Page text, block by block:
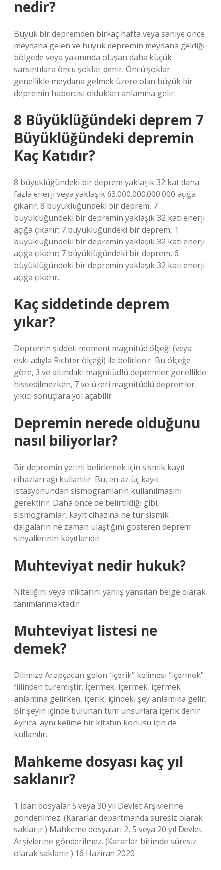
nedir?
Büyük bir depremden birkaç hafta veya saniye önce
meydana gelen ve büyük depremin meydana geldiği
bölgede veya yakınında oluşan daha küçük
sarsıntılara öncü şoklar denir. Öncü şoklar
genellikle meydana gelmek üzere olan büyük bir
depremin habercisi oldukları anlamına gelir.
8 Büyüklüğündeki deprem 7
Büyüklüğündeki depremin
Kaç Katıdır?
8 büyüklüğündeki bir deprem yaklaşık 32 kat daha
fazla enerji veya yaklaşık 63.000.000.000.000 açığa
çıkarır. 8 büyüklüğündeki bir deprem, 7
büyüklüğündeki bir depremin yaklaşık 32 katı enerji
açığa çıkarır; 7 büyüklüğündeki bir deprem, 1
büyüklüğündeki bir depremin yaklaşık 32 katı enerji
açığa çıkarır; 7 büyüklüğündeki bir deprem, 6
büyüklüğündeki bir depremin yaklaşık 32 katı enerji
açığa çıkarır.
Kaç siddetinde deprem
yıkar?
Depremin şiddeti moment magnitüd ölçeği (veya
eski adıyla Richter ölçeği) ile belirlenir. Bu ölçeğe
göre, 3 ve altındaki magnitüdlü depremler genellikle
hissedilmezken, 7 ve üzeri magnitüdlü depremler
yıkıcı sonuçlara yol açabilir.
Depremin nerede olduğunu
nasıl biliyorlar?
Bir depremin yerini belirlemek için sismik kayıt
cihazları ağı kullanılır. Bu, en az üç kayıt
istasyonundan sismogramların kullanılmasını
gerektirir. Daha önce de belirtildiği gibi,
sismogramlar, kayıt cihazına ne tür sismik
dalgaların ne zaman ulaştığını gösteren deprem
sinyallerinin kayıtlarıdır.
Muhteviyat nedir hukuk?
Niteliğini veya miktarını yanlış yansıtan belge olarak
tanımlanmaktadır.
Muhteviyat listesi ne
demek?
Dilimize Arapçadan gelen “içerik” kelimesi “içermek”
fiilinden türemiştir. İçermek, içermek, içermek
anlamına gelirken, içerik, içindeki şey anlamına gelir.
Bir şeyin içinde bulunan tüm unsurlara içerik denir.
Ayrıca, aynı kelime bir kitabın konusu için de
kullanılır.
Mahkeme dosyası kaç yıl
saklanır?
1 İdari dosyalar 5 veya 30 yıl Devlet Arşivlerine
gönderilmez. (Kararlar departmanda süresiz olarak
saklanır.) Mahkeme dosyaları 2, 5 veya 20 yıl Devlet
Arşivlerine gönderilmez. (Kararlar birimde süresiz
olarak saklanır.) 16 Haziran 2020